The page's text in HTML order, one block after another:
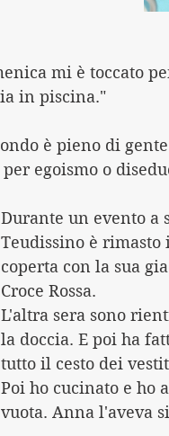
mi è toccato
in piscina."
è pieno di
egoismo o
Durante un evento a
Teudissino è rimasto
coperta con la sua
Croce Rossa.
L'altra sera sono
la doccia. E poi ha
tutto il cesto dei
Poi ho cucinato e ho
vuota. Anna l'aveva